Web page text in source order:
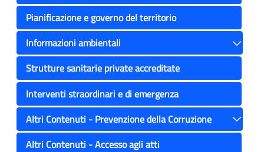
Pianificazione e governo del territorio
Informazioni ambientali
Toggle
Strutture sanitarie private accreditate
Interventi straordinari e di emergenza
Altri Contenuti - Prevenzione della Corruzione
Toggle
Altri Contenuti - Accesso agli atti